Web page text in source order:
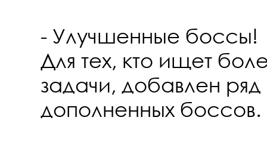
- Улучшенные боссы!
Для тех, кто ищет
задачи, добавлен
дополненных боссов.